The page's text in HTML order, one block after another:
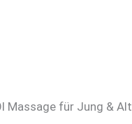
Massage für Jung & Alt